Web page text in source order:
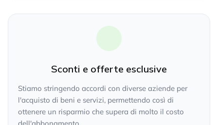
Sconti e offerte esclusive
Stiamo stringendo accordi con diverse aziende per
l'acquisto di beni e servizi, permettendo così di
ottenere un risparmio che supera di molto il costo